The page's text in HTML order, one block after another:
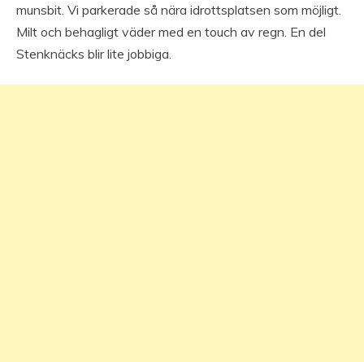
munsbit. Vi parkerade så nära idrottsplatsen som möjligt.
Milt och behagligt väder med en touch av regn. En del
Stenknäcks blir lite jobbiga.